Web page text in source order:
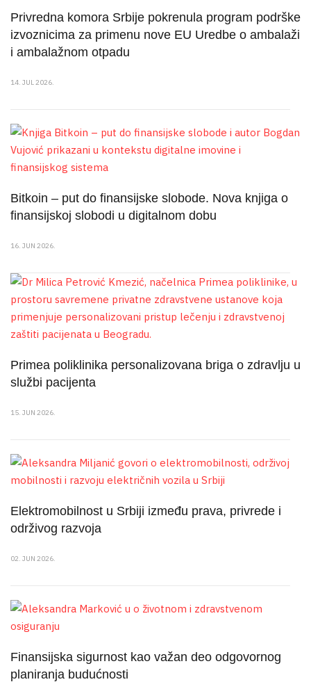
Privredna komora Srbije pokrenula program podrške
izvoznicima za primenu nove EU Uredbe o ambalaži
i ambalažnom otpadu
14. JUL 2026.
Bitkoin – put do finansijske slobode. Nova knjiga o
finansijskoj slobodi u digitalnom dobu
16. JUN 2026.
Primea poliklinika personalizovana briga o zdravlju u
službi pacijenta
15. JUN 2026.
Elektromobilnost u Srbiji između prava, privrede i
održivog razvoja
02. JUN 2026.
Finansijska sigurnost kao važan deo odgovornog
planiranja budućnosti